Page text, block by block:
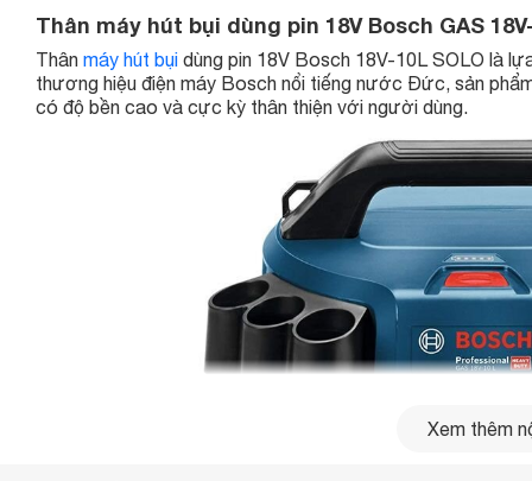
Thân máy hút bụi dùng pin 18V Bosch GAS
Thân máy hút bụi dùng pin 18V Bosch 18V-10L SOLO là
thương hiệu điện máy Bosch nổi tiếng nước Đức, sản
có độ bền cao và cực kỳ thân thiện với người dùng.
Xem thêm